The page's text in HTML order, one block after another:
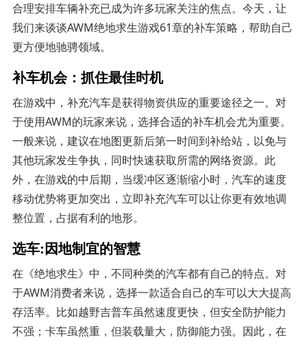
合理安排车辆补充已成为许多玩家关注的焦点。今天，让
我们来谈谈AWM绝地求生游戏61章的补车策略，帮助自己
更方便地驰骋领域。
补车机会：抓住最佳时机
在游戏中，补充汽车是获得物资供应的重要途径之一。对
于使用AWM的玩家来说，选择合适的补车机会尤为重要。
一般来说，建议在地图更新后第一时间到补给站，以免与
其他玩家发生争执，同时快速获取所需的网络资源。此
外，在游戏的中后期，当缓冲区逐渐缩小时，汽车的速度
移动优势将更加突出，立即补充汽车可以让你更有效地调
整位置，占据有利的地形。
选车:因地制宜的智慧
在《绝地求生》中，不同种类的汽车都有自己的特点。对
于AWM消费者来说，选择一款适合自己的车可以大大提高
存活率。比如越野吉普车虽然速度更快，但安全防护能力
不强；卡车虽然重，但装载量大，防御能力强。因此，在